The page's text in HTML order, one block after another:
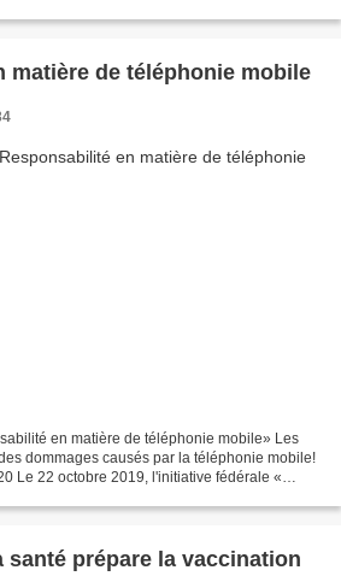
matière de téléphonie mobile
en matière de téléphonie mobile» Les
dommages causés par la téléphonie mobile!
Le 22 octobre 2019, l'initiative fédérale «
santé prépare la vaccination